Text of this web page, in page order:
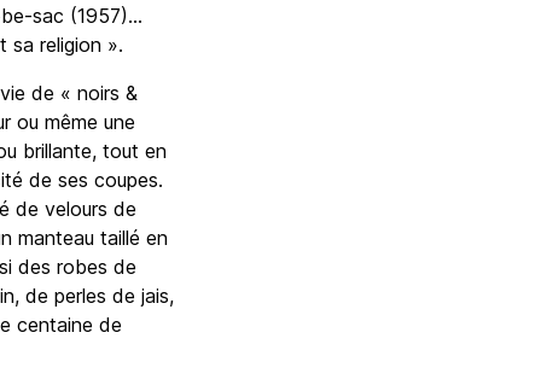
sac (1957)...
sa religion ».
de « noirs &
ou même une
brillante, tout en
de ses coupes.
de velours de
manteau taillé en
des robes de
de perles de jais,
centaine de